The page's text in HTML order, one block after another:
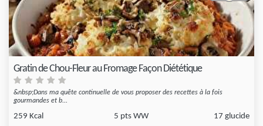
Gratin de Chou-Fleur au Fromage Façon Diététique
&nbsp;Dans ma quête continuelle de vous proposer des recettes à la fois
gourmandes et b...
259 Kcal 5 pts WW 17 glucide